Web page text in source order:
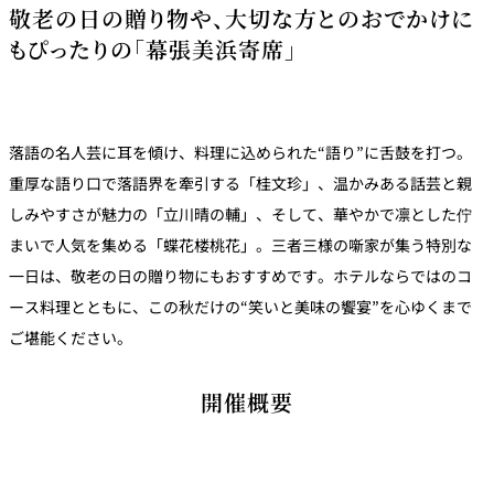
敬老の日の贈り物や、大切な方とのおでかけに
もぴったりの「幕張美浜寄席」
落語の名人芸に耳を傾け、料理に込められた“語り”に舌鼓を打つ。
重厚な語り口で落語界を牽引する「桂文珍」、温かみある話芸と親
しみやすさが魅力の「立川晴の輔」、そして、華やかで凛とした佇
まいで人気を集める「蝶花楼桃花」。三者三様の噺家が集う特別な
一日は、敬老の日の贈り物にもおすすめです。ホテルならではのコ
ース料理とともに、この秋だけの“笑いと美味の饗宴”を心ゆくまで
ご堪能ください。
開催概要